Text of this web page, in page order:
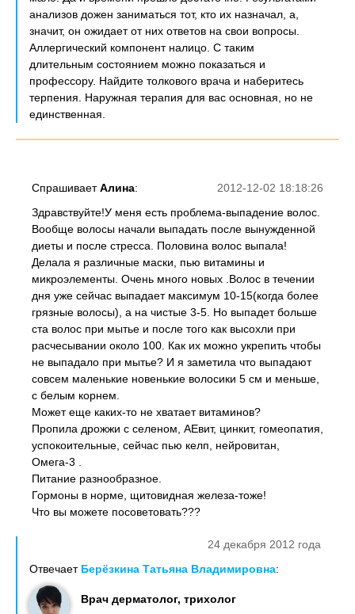
анализов дожен заниматься тот, кто их назначал, а,
значит, он ожидает от них ответов на свои вопросы.
Аллергический компонент налицо. С таким
длительным состоянием можно показаться и
профессору. Найдите толкового врача и наберитесь
терпения. Наружная терапия для вас основная, но не
единственная.
2012-12-02 18:18:26
СпрашиваетАлина:
Здравствуйте!У меня есть проблема-выпадение волос.
Вообще волосы начали выпадать после вынужденной
диеты и после стресса. Половина волос выпала!
Делала я различные маски, пью витамины и
микроэлементы. Очень много новых .Волос в течении
дня уже сейчас выпадает максимум 10-15(когда более
грязные волосы), а на чистые 3-5. Но выпадет больше
ста волос при мытье и после того как высохли при
расчесывании около 100. Как их можно укрепить чтобы
не выпадало при мытье? И я заметила что выпадают
совсем маленькие новенькие волосики 5 см и меньше,
с белым корнем.
Может еще каких-то не хватает витаминов?
Пропила дрожжи с селеном, АЕвит, цинкит, гомеопатия,
успокоительные, сейчас пью келп, нейровитан,
Омега-3 .
Питание разнообразное.
Гормоны в норме, щитовидная железа-тоже!
Что вы можете посоветовать???
24 декабря 2012 года
Отвечает Берёзкина Татьяна Владимировна:
Врач дерматолог, трихолог